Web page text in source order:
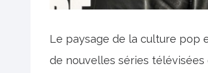
Le paysage de la culture pop
de nouvelles séries